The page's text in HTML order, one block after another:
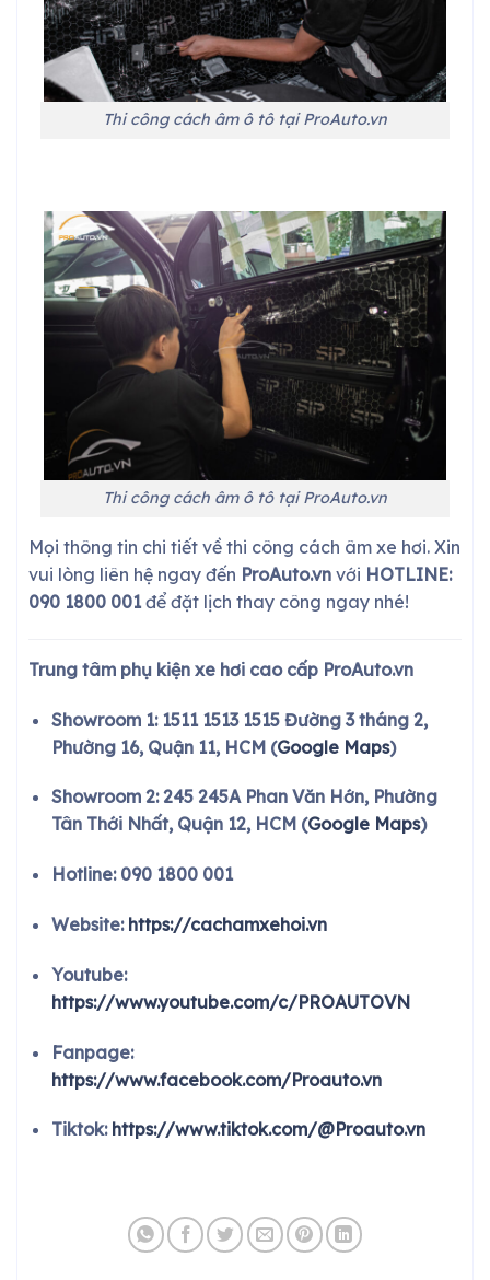
Thi công cách âm ô tô tại ProAuto.vn
Thi công cách âm ô tô tại ProAuto.vn
Mọi thông tin chi tiết về thi công cách âm xe hơi. Xin
vui lòng liên hệ ngay đến ProAuto.vn với HOTLINE:
090 1800 001để đặt lịch thay công ngay nhé!
Trung tâm phụ kiện xe hơi cao cấp ProAuto.vn
Showroom 1: 1511 1513 1515 Đường 3 tháng 2,
Phường 16, Quận 11, HCM (Google Maps)
Showroom 2: 245 245A Phan Văn Hớn, Phường
Tân Thới Nhất, Quận 12, HCM (Google Maps)
Hotline: 090 1800 001
Website: https://cachamxehoi.vn
Youtube:
https://www.youtube.com/c/PROAUTOVN
Fanpage:
https://www.facebook.com/Proauto.vn
Tiktok: https://www.tiktok.com/@Proauto.vn